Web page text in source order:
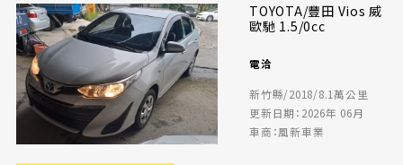
TOYOTA/豐田 Vios 威
歐馳 1.5/0cc
電洽
新竹縣/2018/8.1萬公里
更新日期：2026年 06月
車商：風新車業